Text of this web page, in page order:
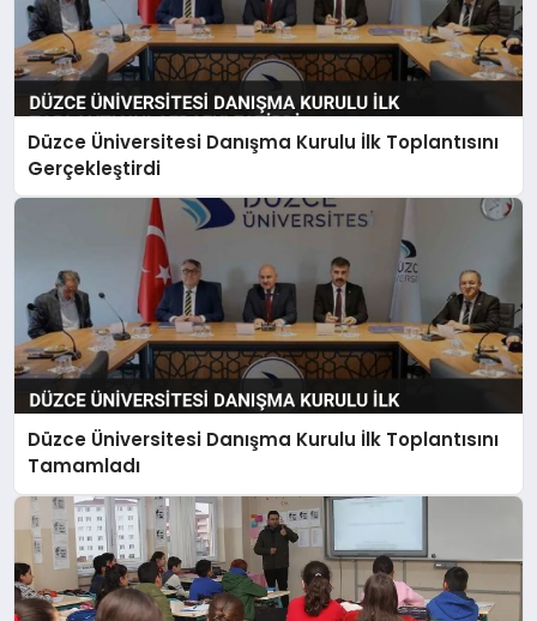
Düzce Üniversitesi Danışma Kurulu İlk Toplantısını
Gerçekleştirdi
Düzce Üniversitesi Danışma Kurulu İlk Toplantısını
Tamamladı